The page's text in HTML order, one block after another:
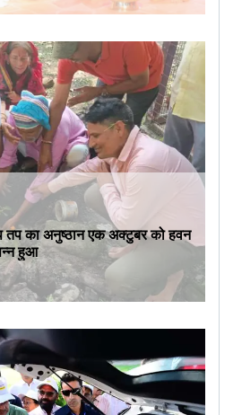
तप का अनुष्ठान एक अक्टुबर को हवन
हुआ